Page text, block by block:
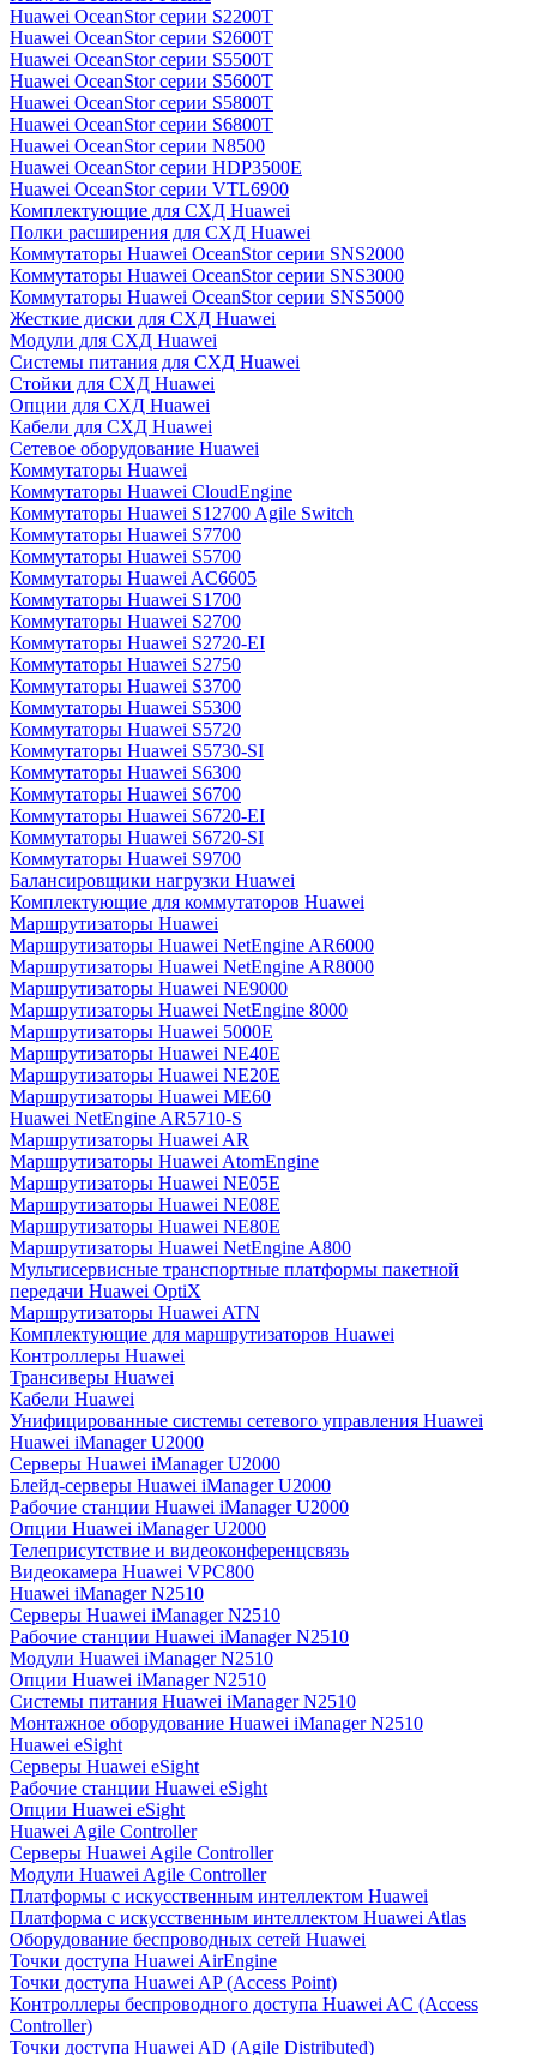
Huawei OceanStor серии S2200T
Huawei OceanStor серии S2600T
Huawei OceanStor серии S5500T
Huawei OceanStor серии S5600T
Huawei OceanStor серии S5800T
Huawei OceanStor серии S6800T
Huawei OceanStor серии N8500
Huawei OceanStor серии HDP3500E
Huawei OceanStor серии VTL6900
Комплектующие для СХД Huawei
Полки расширения для СХД Huawei
Коммутаторы Huawei OceanStor серии SNS2000
Коммутаторы Huawei OceanStor серии SNS3000
Коммутаторы Huawei OceanStor серии SNS5000
Жесткие диски для СХД Huawei
Модули для СХД Huawei
Системы питания для СХД Huawei
Стойки для СХД Huawei
Опции для СХД Huawei
Кабели для СХД Huawei
Сетевое оборудование Huawei
Коммутаторы Huawei
Коммутаторы Huawei CloudEngine
Коммутаторы Huawei S12700 Agile Switch
Коммутаторы Huawei S7700
Коммутаторы Huawei S5700
Коммутаторы Huawei AC6605
Коммутаторы Huawei S1700
Коммутаторы Huawei S2700
Коммутаторы Huawei S2720-EI
Коммутаторы Huawei S2750
Коммутаторы Huawei S3700
Коммутаторы Huawei S5300
Коммутаторы Huawei S5720
Коммутаторы Huawei S5730-SI
Коммутаторы Huawei S6300
Коммутаторы Huawei S6700
Коммутаторы Huawei S6720-EI
Коммутаторы Huawei S6720-SI
Коммутаторы Huawei S9700
Балансировщики нагрузки Huawei
Комплектующие для коммутаторов Huawei
Маршрутизаторы Huawei
Маршрутизаторы Huawei NetEngine AR6000
Маршрутизаторы Huawei NetEngine AR8000
Маршрутизаторы Huawei NE9000
Маршрутизаторы Huawei NetEngine 8000
Маршрутизаторы Huawei 5000E
Маршрутизаторы Huawei NE40E
Маршрутизаторы Huawei NE20E
Маршрутизаторы Huawei ME60
Huawei NetEngine AR5710-S
Маршрутизаторы Huawei AR
Маршрутизаторы Huawei AtomEngine
Маршрутизаторы Huawei NE05E
Маршрутизаторы Huawei NE08E
Маршрутизаторы Huawei NE80E
Маршрутизаторы Huawei NetEngine A800
Мультисервисные транспортные платформы пакетной
передачи Huawei OptiX
Маршрутизаторы Huawei ATN
Комплектующие для маршрутизаторов Huawei
Контроллеры Huawei
Трансиверы Huawei
Кабели Huawei
Унифицированные системы сетевого управления Huawei
Huawei iManager U2000
Серверы Huawei iManager U2000
Блейд-серверы Huawei iManager U2000
Рабочие станции Huawei iManager U2000
Опции Huawei iManager U2000
Телеприсутствие и видеоконференцсвязь
Видеокамера Huawei VPC800
Huawei iManager N2510
Серверы Huawei iManager N2510
Рабочие станции Huawei iManager N2510
Модули Huawei iManager N2510
Опции Huawei iManager N2510
Системы питания Huawei iManager N2510
Монтажное оборудование Huawei iManager N2510
Huawei eSight
Серверы Huawei eSight
Рабочие станции Huawei eSight
Опции Huawei eSight
Huawei Agile Controller
Серверы Huawei Agile Controller
Модули Huawei Agile Controller
Платформы с искусственным интеллектом Huawei
Платформа с искусственным интеллектом Huawei Atlas
Оборудование беспроводных сетей Huawei
Точки доступа Huawei AirEngine
Точки доступа Huawei AP (Access Point)
Контроллеры беспроводного доступа Huawei AC (Access
Controller)
Точки доступа Huawei AD (Agile Distributed)